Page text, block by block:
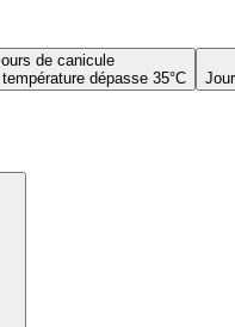
de canicule
dépasse 35°C